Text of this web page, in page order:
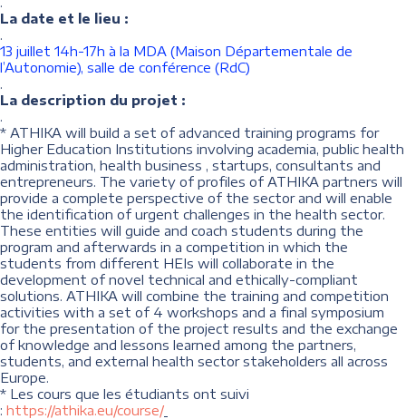
La date et le lieu :
.
13 juillet 14h-17h à la MDA (Maison Départementale de
l’Autonomie), salle de conférence (RdC)
.
La description du projet :
.
* ATHIKA will build a set of advanced training programs for
Higher Education Institutions involving academia, public health
administration, health business , startups, consultants and
entrepreneurs. The variety of profiles of ATHIKA partners will
provide a complete perspective of the sector and will enable
the identification of urgent challenges in the health sector.
These entities will guide and coach students during the
program and afterwards in a competition in which the
students from different HEIs will collaborate in the
development of novel technical and ethically-compliant
solutions. ATHIKA will combine the training and competition
activities with a set of 4 workshops and a final symposium
for the presentation of the project results and the exchange
of knowledge and lessons learned among the partners,
students, and external health sector stakeholders all across
Europe.
* Les cours que les étudiants ont suivi
: https://athika.eu/course/